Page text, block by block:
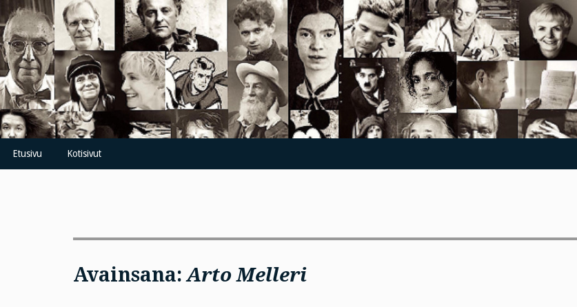
Skip
to
content
Etusivu Kotisivut
Avainsana:Arto Melleri